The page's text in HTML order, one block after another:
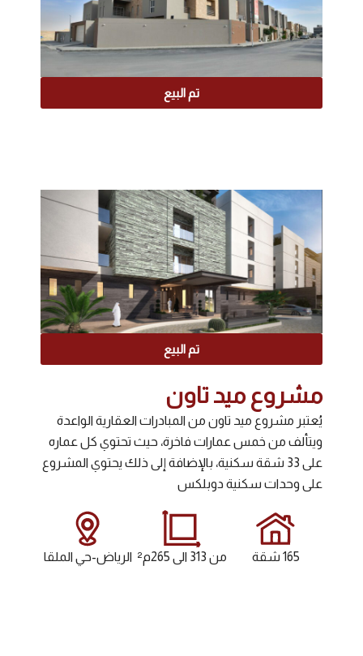
تم البيع
مشروع ميد تاون
يُعتبر مشروع ميد تاون من المبادرات العقارية الواعدة
ويتألف من خمس عمارات فاخرة، حيث تحتوي كل عماره
على 33 شقة سكنية، بالإضافة إلى ذلك يحتوي المشروع
على وحدات سكنية دوبلكس
165 شقة من 313 الى 265م² الرياض-حي الملقا
تم البيع